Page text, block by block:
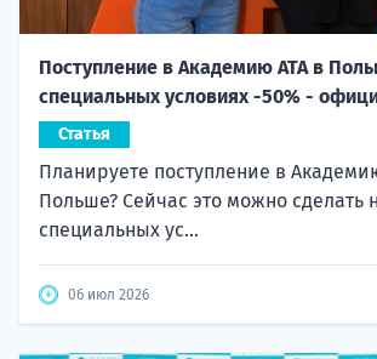
Поступление в Академию ATA в
специальных условиях -50% -
Статья
Планируете поступление в
Польше? Сейчас это можно сделать
специальных ус...
06 июл 2026